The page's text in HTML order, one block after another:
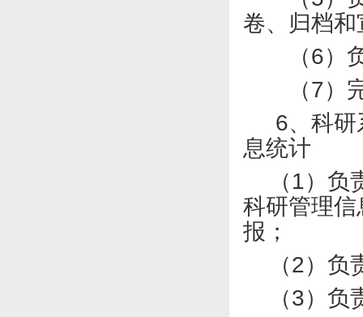
卷、归档
（6）
（7）
6、科
息统计
（1）负
科研管理
报；
（2）负
（3）负